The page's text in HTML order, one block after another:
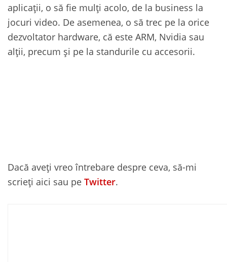
aplicații, o să fie mulți acolo, de la business la
jocuri video. De asemenea, o să trec pe la orice
dezvoltator hardware, că este ARM, Nvidia sau
alții, precum și pe la standurile cu accesorii.
Dacă aveți vreo întrebare despre ceva, să-mi
scrieți aici sau pe Twitter.